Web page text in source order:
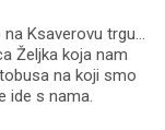
Ksaverovu trgu…
Željka koja nam
na koji smo
ide s nama.